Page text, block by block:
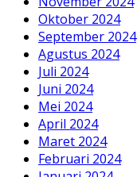
Oktober 2024
September 2024
Agustus 2024
Juli 2024
Juni 2024
Mei 2024
April 2024
Maret 2024
Februari 2024